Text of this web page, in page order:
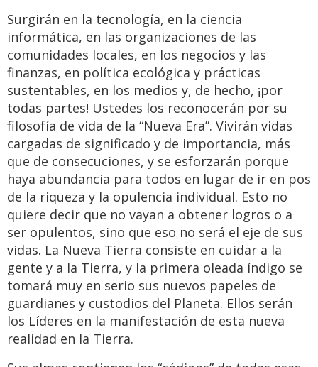
Surgirán en la tecnología, en la ciencia
informática, en las organizaciones de las
comunidades locales, en los negocios y las
finanzas, en política ecológica y prácticas
sustentables, en los medios y, de hecho, ¡por
todas partes! Ustedes los reconocerán por su
filosofía de vida de la “Nueva Era”. Vivirán vidas
cargadas de significado y de importancia, más
que de consecuciones, y se esforzarán porque
haya abundancia para todos en lugar de ir en pos
de la riqueza y la opulencia individual. Esto no
quiere decir que no vayan a obtener logros o a
ser opulentos, sino que eso no será el eje de sus
vidas. La Nueva Tierra consiste en cuidar a la
gente y a la Tierra, y la primera oleada índigo se
tomará muy en serio sus nuevos papeles de
guardianes y custodios del Planeta. Ellos serán
los Líderes en la manifestación de esta nueva
realidad en la Tierra.